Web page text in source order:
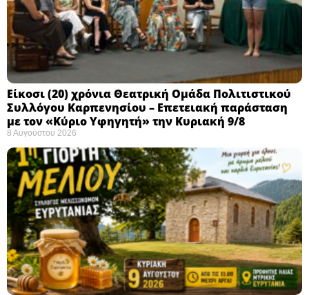
Eίκοσι (20) χρόνια Θεατρική Ομάδα Πολιτιστικού
Συλλόγου Καρπενησίου – Επετειακή παράσταση
με τον «Κύριο Υφηγητή» την Κυριακή 9/8
8 Αυγούστου 2026